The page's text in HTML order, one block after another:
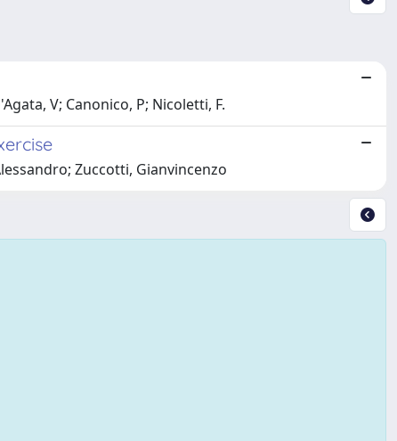
V; Canonico, P; Nicoletti, F.
Zuccotti, Gianvincenzo